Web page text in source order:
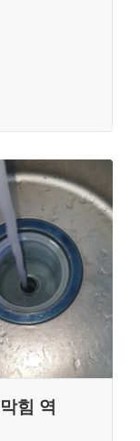
힘 역